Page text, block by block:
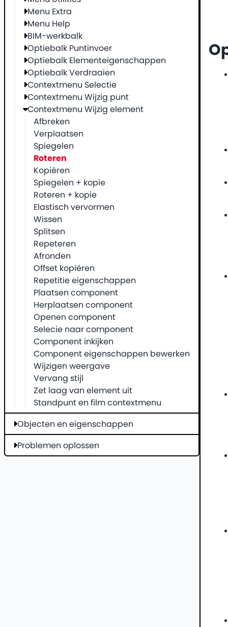
Menu Extra
Menu Help
BIM-werkbalk
Optiebalk Puntinvoer
Optiebalk Elementeigenschappen
Optiebalk Verdraaien
Contextmenu Selectie
Contextmenu Wijzig punt
Contextmenu Wijzig element
Afbreken
Verplaatsen
Spiegelen
Roteren
Kopiëren
Spiegelen + kopie
Roteren + kopie
Elastisch vervormen
Wissen
Splitsen
Repeteren
Afronden
Offset kopiëren
Repetitie eigenschappen
Plaatsen component
Herplaatsen component
Openen component
Selecie naar component
Component inkijken
Component eigenschappen bewerken
Wijzigen weergave
Vervang stijl
Zet laag van element uit
Standpunt en film contextmenu
Objecten en eigenschappen
Problemen oplossen